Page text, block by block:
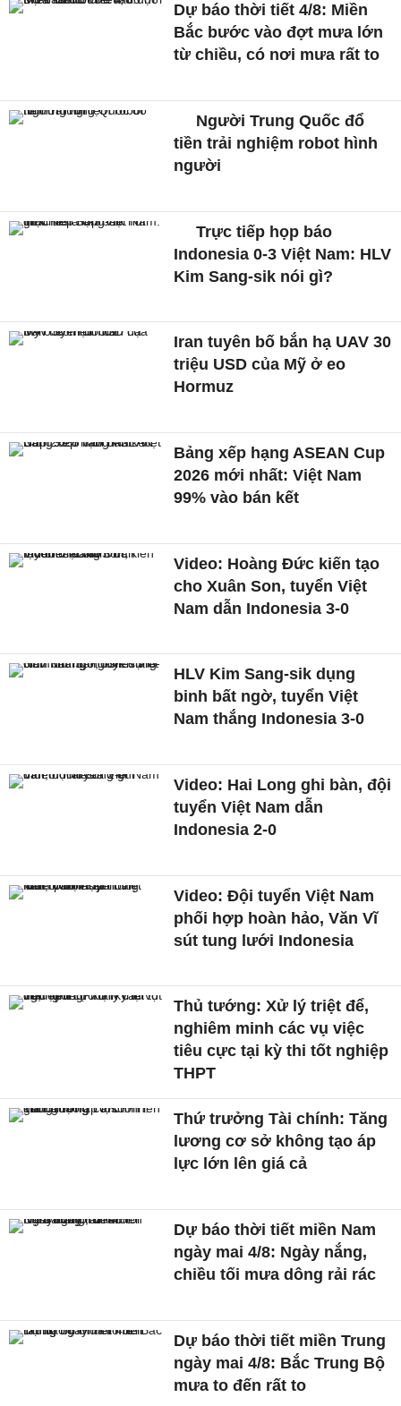
Dự báo thời tiết 4/8: Miền
Bắc bước vào đợt mưa lớn
từ chiều, có nơi mưa rất to
Người Trung Quốc đổ
tiền trải nghiệm robot hình
người
Trực tiếp họp báo
Indonesia 0-3 Việt Nam: HLV
Kim Sang-sik nói gì?
Iran tuyên bố bắn hạ UAV 30
triệu USD của Mỹ ở eo
Hormuz
Bảng xếp hạng ASEAN Cup
2026 mới nhất: Việt Nam
99% vào bán kết
Video: Hoàng Đức kiến tạo
cho Xuân Son, tuyển Việt
Nam dẫn Indonesia 3-0
HLV Kim Sang-sik dụng
binh bất ngờ, tuyển Việt
Nam thắng Indonesia 3-0
Video: Hai Long ghi bàn, đội
tuyển Việt Nam dẫn
Indonesia 2-0
Video: Đội tuyển Việt Nam
phối hợp hoàn hảo, Văn Vĩ
sút tung lưới Indonesia
Thủ tướng: Xử lý triệt để,
nghiêm minh các vụ việc
tiêu cực tại kỳ thi tốt nghiệp
THPT
Thứ trưởng Tài chính: Tăng
lương cơ sở không tạo áp
lực lớn lên giá cả
Dự báo thời tiết miền Nam
ngày mai 4/8: Ngày nắng,
chiều tối mưa dông rải rác
Dự báo thời tiết miền Trung
ngày mai 4/8: Bắc Trung Bộ
mưa to đến rất to